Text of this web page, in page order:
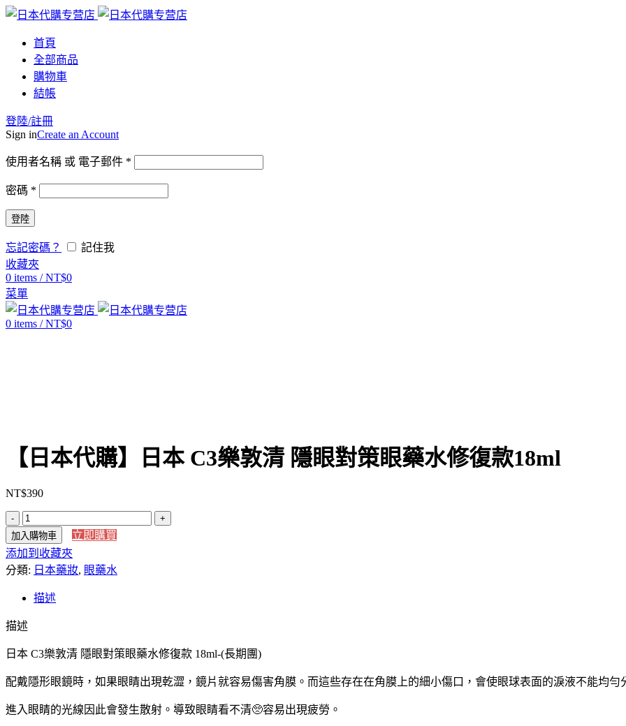
首頁
全部商品
購物車
結帳
登陸/註冊
Sign inCreate an Account
使用者名稱 或 電子郵件 *
密碼 *
登陸
忘記密碼？
記住我
收藏夾
0 items / NT$0
菜單
0 items / NT$0
【日本代購】日本 C3樂敦清 隱眼對策眼藥水修復款18ml
NT$390
【日
本
代
購】
本
樂
敦
隱
對
加入購物車
立即購買
添加到收藏夾
分類: 日本藥妝, 眼藥水
描述
描述
日本 C3樂敦清 隱眼對策眼藥水修復款 18ml-(長期團)
配戴隱形眼鏡時，如果眼睛出現乾澀，鏡片就容易傷害角膜。而這些存在在角膜上的細小傷口，會使眼球表面的淚液不能均勻
進入眼睛的光線因此會發生散射。導致眼睛看不清🥺容易出現疲勞。